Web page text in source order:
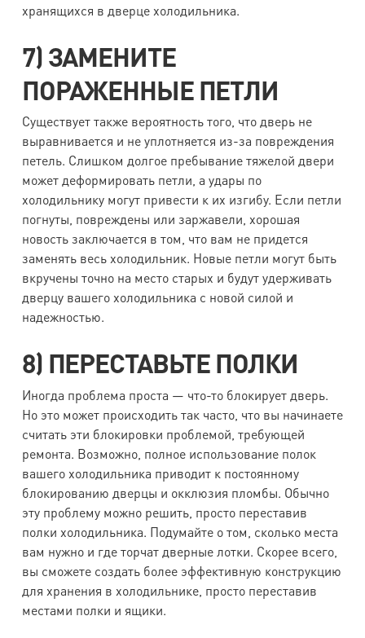
хранящихся в дверце холодильника.
7) ЗАМЕНИТЕ
ПОРАЖЕННЫЕ ПЕТЛИ
Существует также вероятность того, что дверь не
выравнивается и не уплотняется из-за повреждения
петель. Слишком долгое пребывание тяжелой двери
может деформировать петли, а удары по
холодильнику могут привести к их изгибу. Если петли
погнуты, повреждены или заржавели, хорошая
новость заключается в том, что вам не придется
заменять весь холодильник. Новые петли могут быть
вкручены точно на место старых и будут удерживать
дверцу вашего холодильника с новой силой и
надежностью.
8) ПЕРЕСТАВЬТЕ ПОЛКИ
Иногда проблема проста — что-то блокирует дверь.
Но это может происходить так часто, что вы начинаете
считать эти блокировки проблемой, требующей
ремонта. Возможно, полное использование полок
вашего холодильника приводит к постоянному
блокированию дверцы и окклюзия пломбы. Обычно
эту проблему можно решить, просто переставив
полки холодильника. Подумайте о том, сколько места
вам нужно и где торчат дверные лотки. Скорее всего,
вы сможете создать более эффективную конструкцию
для хранения в холодильнике, просто переставив
местами полки и ящики.